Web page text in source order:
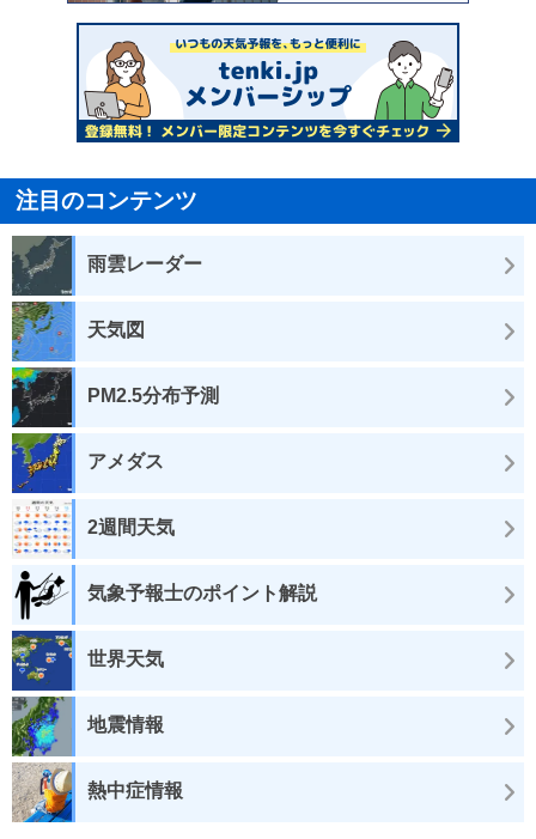
注目のコンテンツ
雨雲レーダー
天気図
PM2.5分布予測
アメダス
2週間天気
気象予報士のポイント解説
世界天気
地震情報
熱中症情報